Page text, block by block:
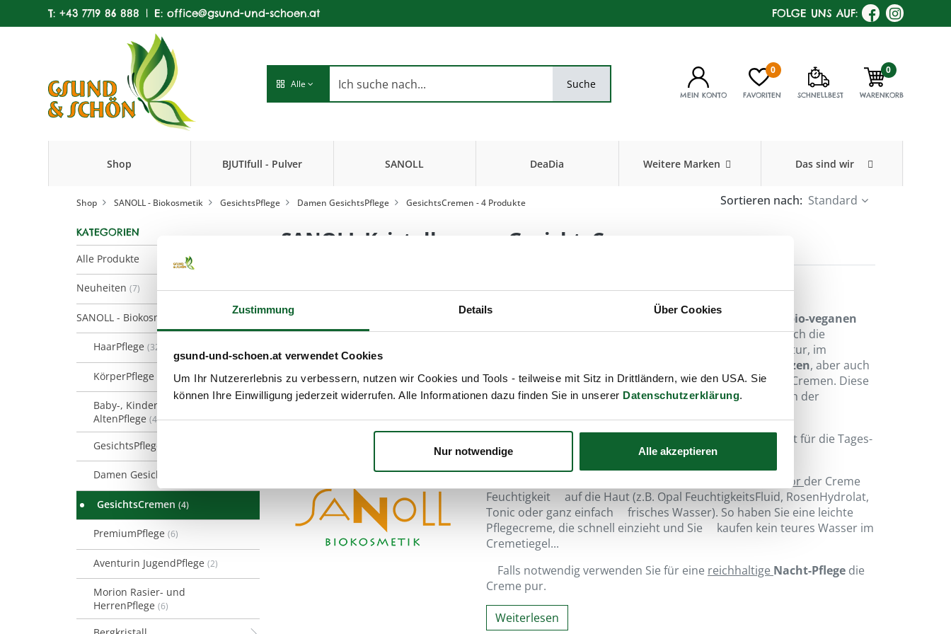
Zustimmung Details Über Cookies
gsund-und-schoen.at verwendet Cookies
Um Ihr Nutzererlebnis zu verbessern, nutzen wir Cookies und Tools - teilweise mit Sitz in Drittländern, wie den USA. Sie
können Ihre Einwilligung jederzeit widerrufen. Alle Informationen dazu finden Sie in unserer Datenschutzerklärung.
Nur notwendige Alle akzeptieren
T: +43 7719 86 888 | E: office@gsund-und-schoen.at FOLGE UNS AUF:
Alle Suche
MEIN KONTO
0
FAVORITEN SCHNELLBEST
0
WARENKORB
Shop
BJUTIfull - Pulver
SANOLL
DeaDia
Weitere Marken Das sind wir
Shop SANOLL - Biokosmetik GesichtsPflege Damen GesichtsPflege GesichtsCremen - 4 Produkte Sortieren nach: Standard
KATEGORIEN
Alle Produkte
Neuheiten (7)
SANOLL - Biokosmetik
HaarPflege (32)
KörperPflege
Baby-, Kinder- &
AltenPflege (4)
GesichtsPflege
Damen GesichtsPflege
GesichtsCremen (4)
PremiumPflege (6)
Aventurin JugendPflege (2)
Morion Rasier- und
HerrenPflege (6)
SANOLL Kristallessenz GesichtsCremen
…mit allen Sinnen (er)leben !!!
Alle Kristallessenz GesichtsCremensind auf der neuen
bio-veganen
Creme-Rezeptur von SANOLL-Biokosmetik aufgebaut. Durch die
Kombination mit hochwertigen Kostbarkeiten aus der Natur, im
Edelstein-Essenzen, aber auch
durch die feinenBio-Pflanzenöle, entstehen hochwertige Cremen. Diese
sind klaren Zwecken bzw. Hauttypen zugeordnet, wodurch der
: Bewusst bieten wir pro Creme-Typ "nur" ein Produkt für die Tages-
& Nacht-Pflege an!
vor der Creme
Feuchtigkeit auf die Haut (z.B. Opal FeuchtigkeitsFluid, RosenHydrolat,
Tonic oder ganz einfach frisches Wasser). So haben Sie eine leichte
Pflegecreme, die schnell einzieht und Sie kaufen kein teures Wasser im
Cremetiegel...
Falls notwendig verwenden Sie für eine reichhaltige Nacht-Pflegedie
Creme pur.
Weiterlesen